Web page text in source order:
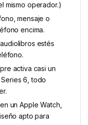
mismo operador.)
mensaje o
encima.
estés
activa casi un
6, todo
un Apple Watch,
apto para